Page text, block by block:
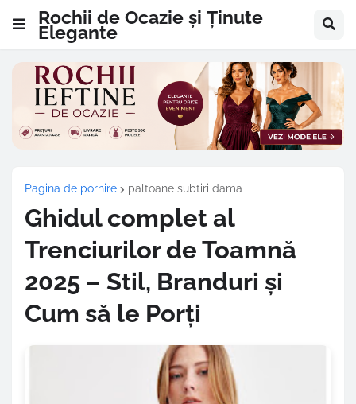
Rochii de Ocazie și Ținute
Elegante
Pagina de pornire paltoane subtiri dama
Ghidul complet al
Trenciurilor de Toamnă
2025 – Stil, Branduri și
Cum să le Porți